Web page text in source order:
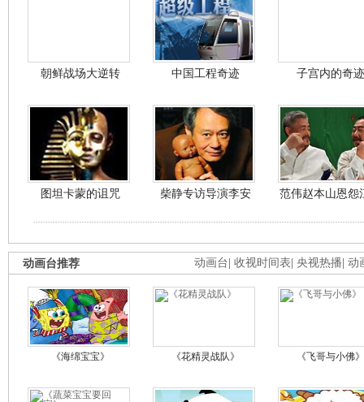
朝鲜战场大逆转 中国工程奇迹 子宫内的奇迹
图坦卡蒙的诅咒 柴静专访导演李安 范伟赵本山恩怨
动画台 收视时间表 央视热播 动
动画台推荐
《海绵宝宝》 《花精灵战队》 《飞哥与小佛》